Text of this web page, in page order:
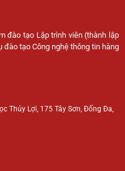
đào tạo Lập trình viên (thành lập
tạo Công nghệ thông tin hàng
Thủy Lợi, 175 Tây Sơn, Đống Đa,